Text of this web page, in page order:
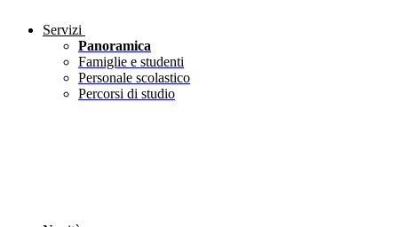
Servizi
Panoramica
Famiglie e studenti
Personale scolastico
Percorsi di studio